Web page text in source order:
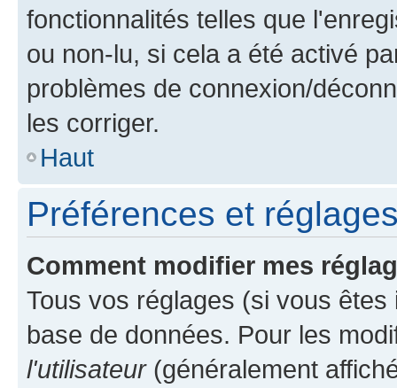
fonctionnalités telles que
ou non-lu, si cela a été activé
problèmes de connexion/
les corriger.
Haut
Préférences et
Comment modifier mes
Tous vos réglages (si vous
base de données. Pour les
l'utilisateur(généralement